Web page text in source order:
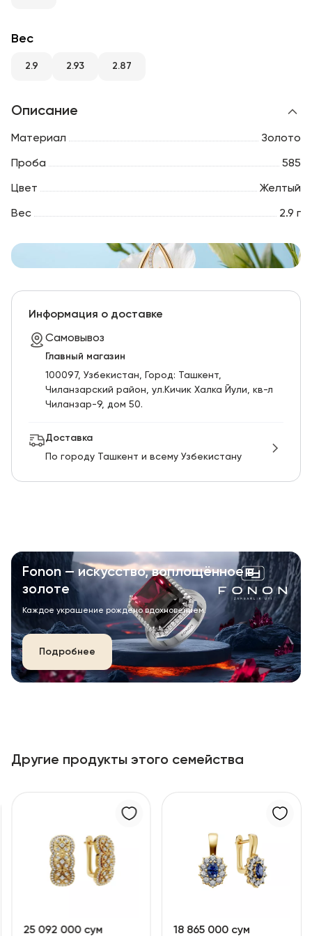
Вес
2.9 2.93 2.87
Описание
Материал Золото
Проба 585
Цвет Желтый
Вес 2.9 г
Информация о доставке
Самовывоз
Главный магазин
100097, Узбекистан, Город: Ташкент,
Чиланзарский pайон, ул.Кичик Халка Йули, кв-л
Чиланзар-9, дом 50.
Доставка
По городу Ташкент и всему Узбекистану
Fonon — искусство, воплощённое в
золоте
Каждое украшение рождено вдохновением.
Подробнее
Другие продукты этого семейства
25 092 000 сум 18 865 000 сум